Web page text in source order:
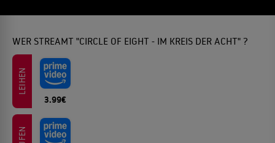
WER STREAMT "CIRCLE OF EIGHT - IM KREIS DER ACHT" ?
LEIHEN
3.99€